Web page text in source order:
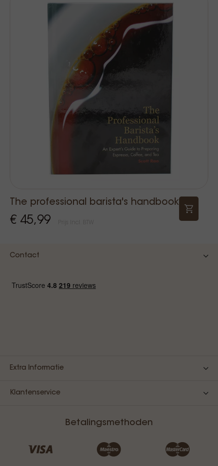
The professional barista's handbook
€ 45,99
Contact
Extra Informatie
Klantenservice
Betalingsmethoden